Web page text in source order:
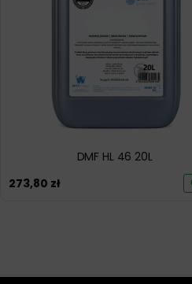
DMF HL 46 20L
273,80 zł